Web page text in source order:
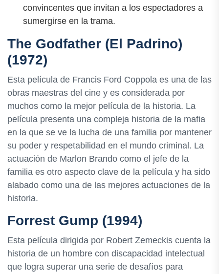
convincentes que invitan a los espectadores a
sumergirse en la trama.
The Godfather (El Padrino)
(1972)
Esta película de Francis Ford Coppola es una de las
obras maestras del cine y es considerada por
muchos como la mejor película de la historia. La
película presenta una compleja historia de la mafia
en la que se ve la lucha de una familia por mantener
su poder y respetabilidad en el mundo criminal. La
actuación de Marlon Brando como el jefe de la
familia es otro aspecto clave de la película y ha sido
alabado como una de las mejores actuaciones de la
historia.
Forrest Gump (1994)
Esta película dirigida por Robert Zemeckis cuenta la
historia de un hombre con discapacidad intelectual
que logra superar una serie de desafíos para